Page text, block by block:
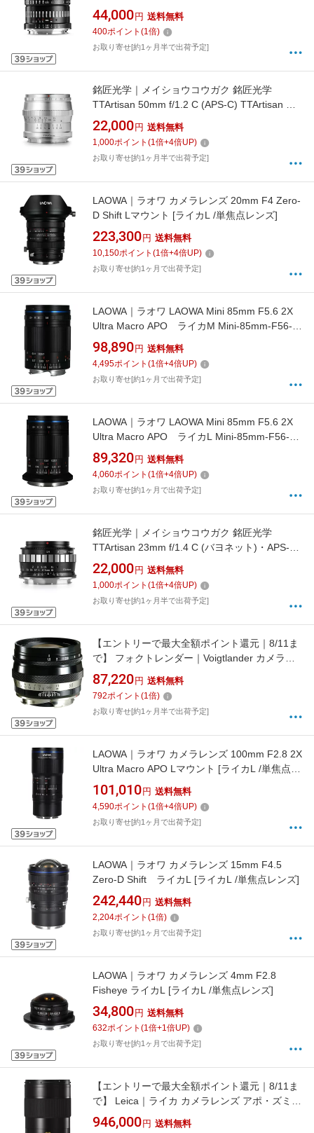
TTArtisan ブラック×シルバー
50mmf/0.95CL(BS) [ライカL /単焦点レンズ]
44,000 円 送料無料
400ポイント (1倍)
お取り寄せ[約1ヶ月半で出荷予定]
銘匠光学｜メイショウコウガク 銘匠光学
TTArtisan 50mm f/1.2 C (APS-C) TTArtisan シ
ルバー 50mmf/1.2CL(S) [ライカL /単焦点レン
ズ]
22,000 円 送料無料
1,000ポイント (1倍+4倍UP)
お取り寄せ[約1ヶ月半で出荷予定]
LAOWA｜ラオワ カメラレンズ 20mm F4 Zero-
D Shift Lマウント [ライカL /単焦点レンズ]
223,300 円 送料無料
10,150ポイント (1倍+4倍UP)
お取り寄せ[約1ヶ月で出荷予定]
LAOWA｜ラオワ LAOWA Mini 85mm F5.6 2X
Ultra Macro APO ライカM Mini-85mm-F56-
2X-UMA-M [ライカM /単焦点レンズ]
98,890 円 送料無料
4,495ポイント (1倍+4倍UP)
お取り寄せ[約1ヶ月で出荷予定]
LAOWA｜ラオワ LAOWA Mini 85mm F5.6 2X
Ultra Macro APO ライカL Mini-85mm-F56-
2X-UMA-L [ライカL /単焦点レンズ]
89,320 円 送料無料
4,060ポイント (1倍+4倍UP)
お取り寄せ[約1ヶ月で出荷予定]
銘匠光学｜メイショウコウガク 銘匠光学
TTArtisan 23mm f/1.4 C (バヨネット)・APS-C
TTArtisan ブラック×シルバー
23mmf/1.4CL(BS) [ライカL /単焦点レンズ]
22,000 円 送料無料
1,000ポイント (1倍+4倍UP)
お取り寄せ[約1ヶ月半で出荷予定]
【エントリーで最大全額ポイント還元｜8/11ま
で】 フォクトレンダー｜Voigtlander カメラレ
ンズ HELIAR classic 50mm F1.5 VM [ライカM /
単焦点レンズ]
87,220 円 送料無料
792ポイント (1倍)
お取り寄せ[約1ヶ月半で出荷予定]
LAOWA｜ラオワ カメラレンズ 100mm F2.8 2X
Ultra Macro APO Lマウント [ライカL /単焦点レ
ンズ]
101,010 円 送料無料
4,590ポイント (1倍+4倍UP)
お取り寄せ[約1ヶ月で出荷予定]
LAOWA｜ラオワ カメラレンズ 15mm F4.5
Zero-D Shift ライカL [ライカL /単焦点レンズ]
242,440 円 送料無料
2,204ポイント (1倍)
お取り寄せ[約1ヶ月で出荷予定]
LAOWA｜ラオワ カメラレンズ 4mm F2.8
Fisheye ライカL [ライカL /単焦点レンズ]
34,800 円 送料無料
632ポイント (1倍+1倍UP)
お取り寄せ[約1ヶ月で出荷予定]
【エントリーで最大全額ポイント還元｜8/11ま
で】 Leica｜ライカ カメラレンズ アポ・ズミク
ロン SL f2/28mm ASPH. [ライカL /単焦点レン
ズ]
946,000 円 送料無料